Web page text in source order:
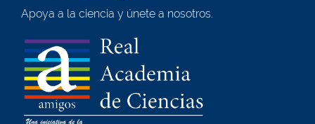
Apoya a la ciencia y únete a nosotros.